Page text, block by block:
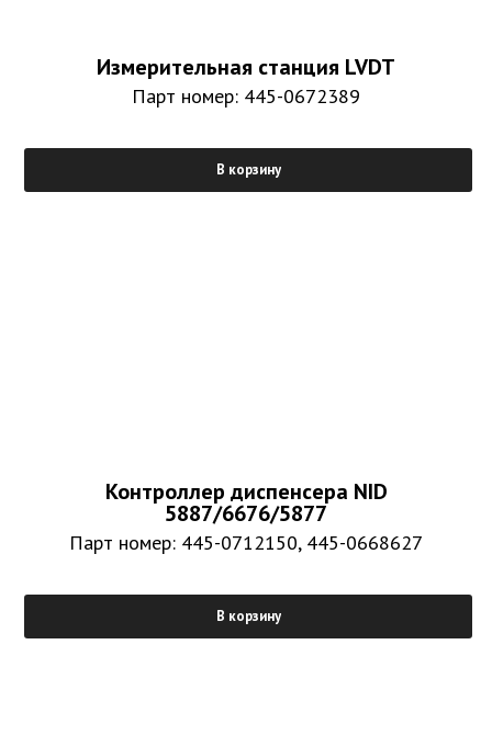
Измерительная станция LVDT
Парт номер: 445-0672389
В корзину
Контроллер диспенсера NID
5887/6676/5877
Парт номер: 445-0712150, 445-0668627
В корзину